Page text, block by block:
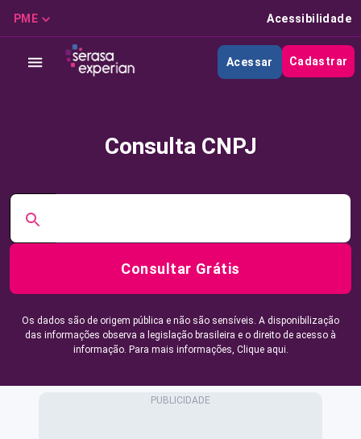
PME Acessibilidade
Acessar Cadastrar
Consulta CNPJ
Consultar Grátis
Os dados são de origem pública e não são sensíveis. A disponibilização
das informações observa a legislação brasileira e o direito de acesso à
informação. Para mais informações, Clique aqui.